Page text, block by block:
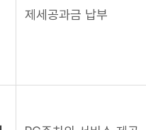
제세공과금 납부